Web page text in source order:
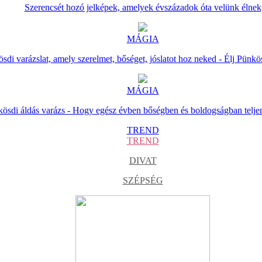
Szerencsét hozó jelképek, amelyek évszázadok óta velünk élnek
MÁGIA
varázslat, amely szerelmet, bőséget, jóslatot hoz neked - Élj
MÁGIA
áldás varázs - Hogy egész évben bőségben és boldogságban
TREND
TREND
DIVAT
SZÉPSÉG